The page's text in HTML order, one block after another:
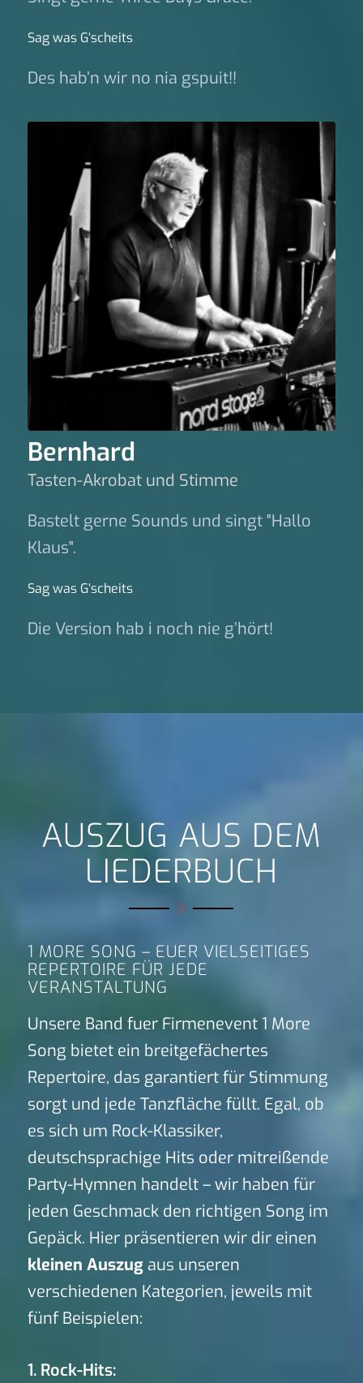
Sag was G‘scheits
Des hab’n wir no nia gspuit!!
Bernhard
Tasten-Akrobat und Stimme
Bastelt gerne Sounds und singt "Hallo
Klaus".
Sag was G‘scheits
Die Version hab i noch nie g’hört!
AUSZUG AUS DEM
LIEDERBUCH
1 MORE SONG – EUER VIELSEITIGES
REPERTOIRE FÜR JEDE
VERANSTALTUNG
Unsere Band fuer Firmenevent 1 More
Song bietet ein breitgefächertes
Repertoire, das garantiert für Stimmung
sorgt und jede Tanzfläche füllt. Egal, ob
es sich um Rock-Klassiker,
deutschsprachige Hits oder mitreißende
Party-Hymnen handelt – wir haben für
jeden Geschmack den richtigen Song im
Gepäck. Hier präsentieren wir dir einen
kleinen Auszugaus unseren
verschiedenen Kategorien, jeweils mit
fünf Beispielen:
1. Rock-Hits: